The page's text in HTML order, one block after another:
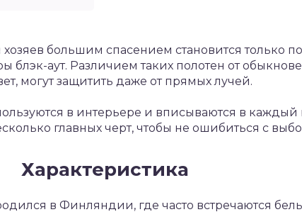
большим спасением становится только
блэк-аут. Различием таких полотен от
могут защитить даже от прямых лучей.
в интерьере и вписываются в каждый
главных черт, чтобы не ошибиться с
Характеристика
в Финляндии, где часто встречаются